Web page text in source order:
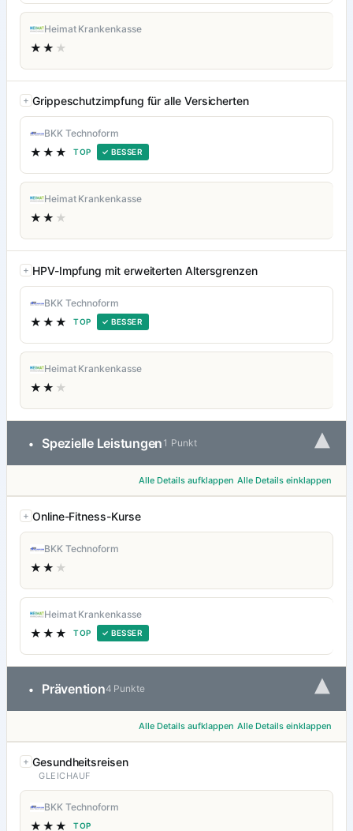
Heimat Krankenkasse
★★ ★
Grippeschutzimpfung für alle Versicherten
BKK Technoform
★★★ TOP ✓ BESSER
Heimat Krankenkasse
★★ ★
HPV-Impfung mit erweiterten Altersgrenzen
BKK Technoform
★★★ TOP ✓ BESSER
Heimat Krankenkasse
★★ ★
• Spezielle Leistungen 1 Punkt ▾
Alle Details aufklappen Alle Details einklappen
Online-Fitness-Kurse
BKK Technoform
★★ ★
Heimat Krankenkasse
★★★ TOP ✓ BESSER
• Prävention4 Punkte ▾
Alle Details aufklappen Alle Details einklappen
Gesundheitsreisen
GLEICHAUF
BKK Technoform
★★★ TOP